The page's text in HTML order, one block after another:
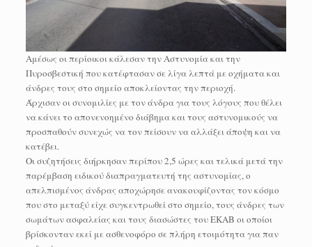
Αμέσως οι περίοικοι κάλεσαν την Αστυνομία και την
Πυροσβεστική που κατέφτασαν σε λίγα λεπτά με οχήματα και
άνδρες τους στο σημείο αποκλείοντας την περιοχή.
Άρχισαν οι συνομιλίες με τον άνδρα για τους λόγους που θέλει
να κάνει το απονενοημένο διάβημα και τους αστυνομικούς να
προσπαθούν συνεχώς να τον πείσουν να αλλάξει άποψη και να
κατέβει.
Οι συζητήσεις διήρκησαν περίπου 2,5 ώρες και τελικά μετά την
παρέμβαση ειδικού διαπραγματευτή της αστυνομίας, ο
απελπισμένος άνδρας αποχώρησε ανακουφίζοντας τον κόσμο
που στο μεταξύ είχε συγκεντρωθεί στο σημείο, τους άνδρες των
σωμάτων ασφαλείας και τους διασώστες του ΕΚΑΒ οι οποίοι
βρίσκονταν εκεί με ασθενοφόρο σε πλήρη ετοιμότητα για παν